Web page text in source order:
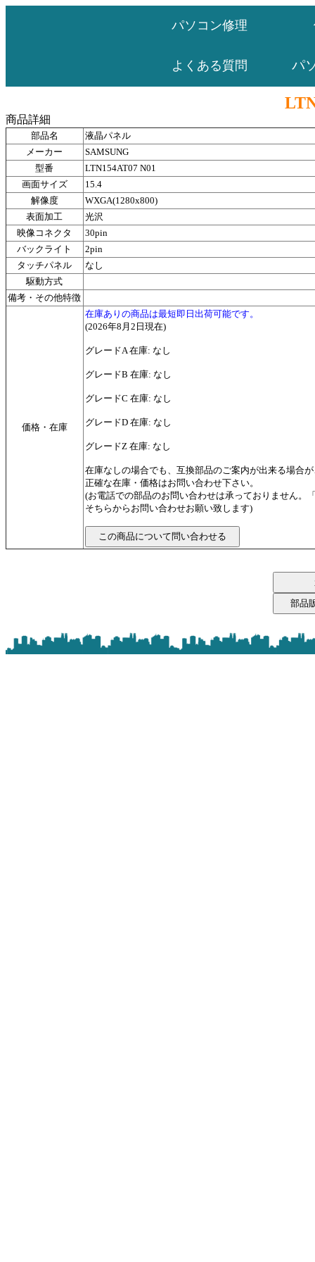
パソコン修理
よくある質問 パ
商品詳細
部品名
液晶パネル
メーカー
SAMSUNG
型番
LTN154AT07 N01
画面サイズ
15.4
解像度
WXGA(1280x800)
表面加工
光沢
映像コネクタ
30pin
バックライト
2pin
タッチパネル
なし
駆動方式
備考・その他特徴
価格・在庫
在庫ありの商品は最短即日出荷可能です。
(2026年8月2日現在)
グレードA 在庫: なし
グレードB 在庫: なし
グレードC 在庫: なし
グレードD 在庫: なし
グレードZ 在庫: なし
在庫なしの場合でも、互換部品のご案内が出来る場合
正確な在庫・価格はお問い合わせ下さい。
(お電話での部品のお問い合わせは承っておりません。
そちらからお問い合わせお願い致します)